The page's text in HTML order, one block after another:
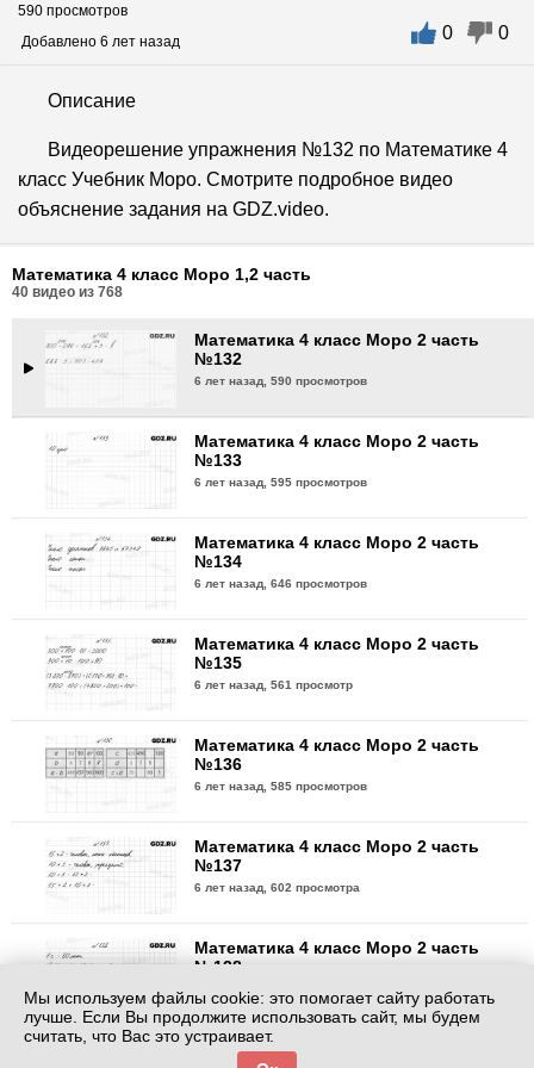
590 просмотров
Добавлено 6 лет назад
0 0
Описание
Видеорешение упражнения №132 по Математике 4
класс Учебник Моро. Смотрите подробное видео
объяснение задания на GDZ.video.
Математика 4 класс Моро 1,2 часть
40 видео из 768
Математика 4 класс Моро 2 часть
№130
6 лет назад,606 просмотров
6 лет назад,593 просмотра
Математика 4 класс Моро 2 часть
№132
6 лет назад,590 просмотров
Математика 4 класс Моро 2 часть
№133
6 лет назад,595 просмотров
Математика 4 класс Моро 2 часть
№134
6 лет назад,646 просмотров
Математика 4 класс Моро 2 часть
№135
6 лет назад,561 просмотр
Математика 4 класс Моро 2 часть
№136
6 лет назад,585 просмотров
Математика 4 класс Моро 2 часть
№137
6 лет назад,602 просмотра
Математика 4 класс Моро 2 часть
№138
Математика 4 класс Моро 2 часть
Мы используем файлы cookie: это помогает сайту работать
лучше. Если Вы продолжите использовать сайт, мы будем
считать, что Вас это устраивает.